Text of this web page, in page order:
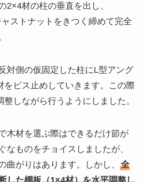
2×4材の柱の垂直を出し、
ストナットをきつく締めて完全
対側の仮固定した柱にL型アング
をビス止めしていきます。この際
しながら行うようにしました。
木材を選ぶ際はできるだけ節が
なものをチョイスしましたが、
曲がりはあります。しかし、 全